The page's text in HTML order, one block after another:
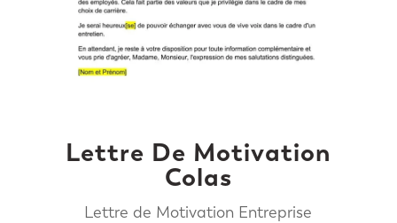
Lettre De Motivation
Colas
Lettre de Motivation Entreprise